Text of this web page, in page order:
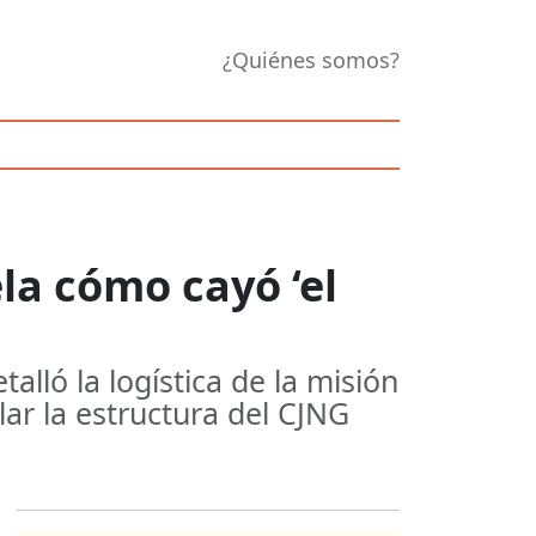
¿Quiénes somos?
cómo cayó ‘el
la logística de la misión
la estructura del CJNG